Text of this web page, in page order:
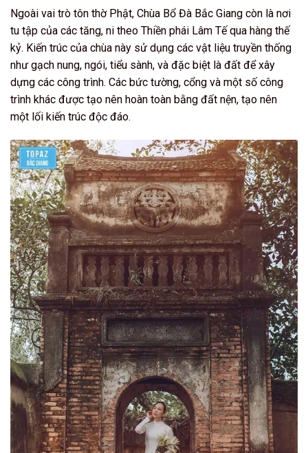
Ngoài vai trò tôn thờ Phật, Chùa Bổ Đà Bắc Giang còn là nơi
tu tập của các tăng, ni theo Thiền phái Lâm Tế qua hàng thế
kỷ. Kiến trúc của chùa này sử dụng các vật liệu truyền thống
như gạch nung, ngói, tiểu sành, và đặc biệt là đất để xây
dựng các công trình. Các bức tường, cổng và một số công
trình khác được tạo nên hoàn toàn bằng đất nện, tạo nên
một lối kiến trúc độc đáo.